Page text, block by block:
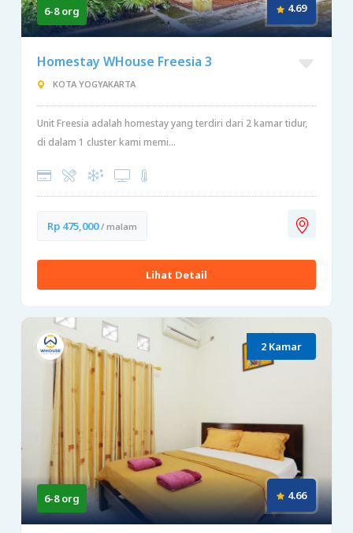
6-8 org 4.69
Homestay WHouse Freesia 3
KOTA YOGYAKARTA
Unit Freesia adalah homestay yang terdiri dari 2 kamar tidur,
di dalam 1 cluster kami memi...
Rp 475,000/ malam
Lihat Detail
2 Kamar
6-8 org 4.66